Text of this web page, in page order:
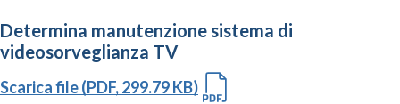
Determina manutenzione sistema di
videosorveglianza TV
Scarica file (PDF, 299.79 KB)